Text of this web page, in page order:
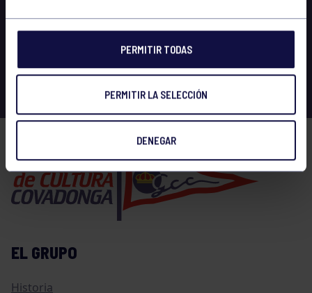
PERMITIR TODAS
PERMITIR LA SELECCIÓN
DENEGAR
EL GRUPO
Historia